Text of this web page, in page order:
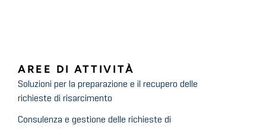
AREE DI ATTIVITÀ
Soluzioni per la preparazione e il recupero delle
richieste di risarcimento
Consulenza e gestione delle richieste di